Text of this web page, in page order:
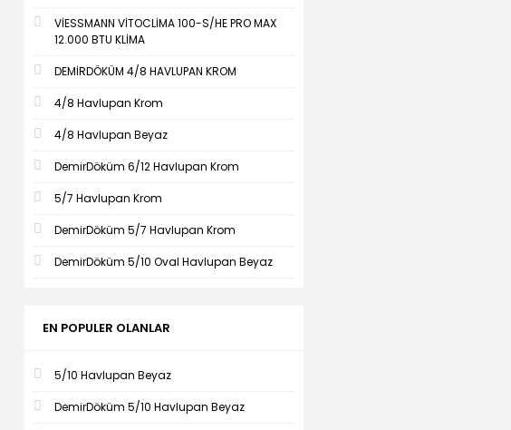
VİESSMANN VİTOCLİMA 100-S/HE PRO MAX
12.000 BTU KLİMA
DEMİRDÖKÜM 4/8 HAVLUPAN KROM
4/8 Havlupan Krom
4/8 Havlupan Beyaz
DemirDöküm 6/12 Havlupan Krom
5/7 Havlupan Krom
DemirDöküm 5/7 Havlupan Krom
DemirDöküm 5/10 Oval Havlupan Beyaz
EN POPULER OLANLAR
5/10 Havlupan Beyaz
DemirDöküm 5/10 Havlupan Beyaz